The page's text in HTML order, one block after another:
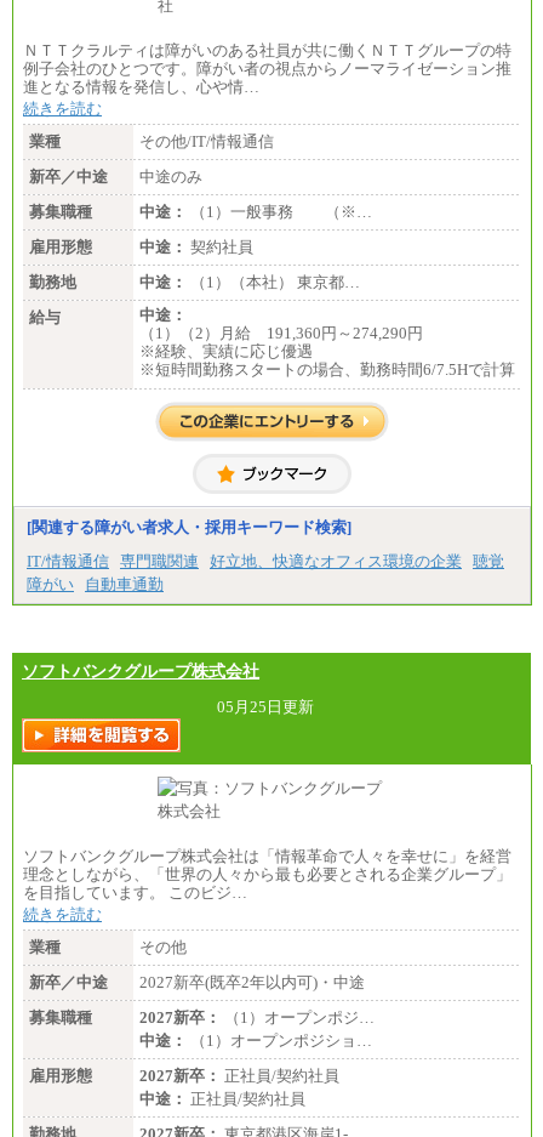
札幌 ：時給1,100円～1,450円
東京 ：時給1,226円～1,400円
横浜 ：時給1,225円～
川口 ：時給1,150円～
佐世保：時給1,035円～
沖縄 ：時給1,025円～1,350円
※給与は実務経験・職種・配属部署によって異なり
ます
※交通費：月5万円まで
ＮＴＴクラルティは障がいのある社員が共に働くＮＴＴグループの特
例子会社のひとつです。障がい者の視点からノーマライゼーション推
進となる情報を発信し、心や情…
続きを読む
業種
その他/IT/情報通信
新卒／中途
中途のみ
募集職種
中途：
（1）一般事務 （※…
雇用形態
中途： 契約社員
勤務地
中途：
（1）（本社） 東京都…
給与
中途：
（1）（2）月給 191,360円～274,290円
※経験、実績に応じ優遇
※短時間勤務スタートの場合、勤務時間6/7.5Hで計算
[関連する障がい者求人・採用キーワード検索]
IT/情報通信 専門職関連 好立地、快適なオフィス環境の企業
聴覚
障がい
自動車通勤
ソフトバンクグループ株式会社
05月25日更新
ソフトバンクグループ株式会社は「情報革命で人々を幸せに」を経営
理念としながら、「世界の人々から最も必要とされる企業グループ」
を目指しています。 このビジ…
続きを読む
業種
その他
新卒／中途
2027新卒(既卒2年以内可)・中途
募集職種
2027新卒：
（1）オープンポジ…
中途：
（1）オープンポジショ…
雇用形態
2027新卒： 正社員/契約社員
中途： 正社員/契約社員